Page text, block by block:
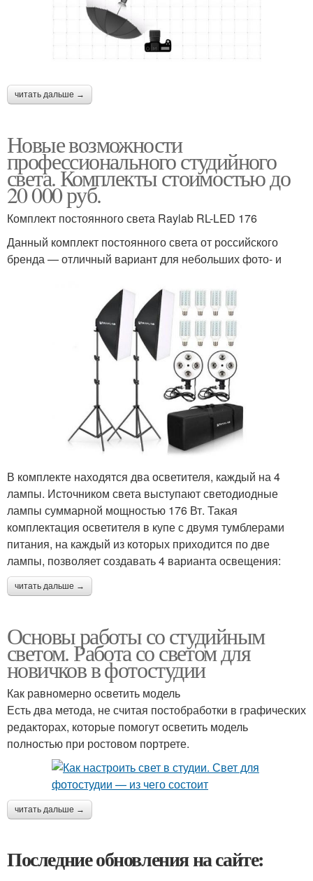
читать дальше →
Новые возможности
профессионального студийного
света. Комплекты стоимостью до
20 000 руб.
Комплект постоянного света Raylab RL-LED 176
Данный комплект постоянного света от российского
бренда — отличный вариант для небольших фото- и
В комплекте находятся два осветителя, каждый на 4
лампы. Источником света выступают светодиодные
лампы суммарной мощностью 176 Вт. Такая
комплектация осветителя в купе с двумя тумблерами
питания, на каждый из которых приходится по две
лампы, позволяет создавать 4 варианта освещения:
читать дальше →
Основы работы со студийным
светом. Работа со светом для
новичков в фотостудии
Как равномерно осветить модель
Есть два метода, не считая постобработки в графических
редакторах, которые помогут осветить модель
полностью при ростовом портрете.
читать дальше →
Последние обновления на сайте: